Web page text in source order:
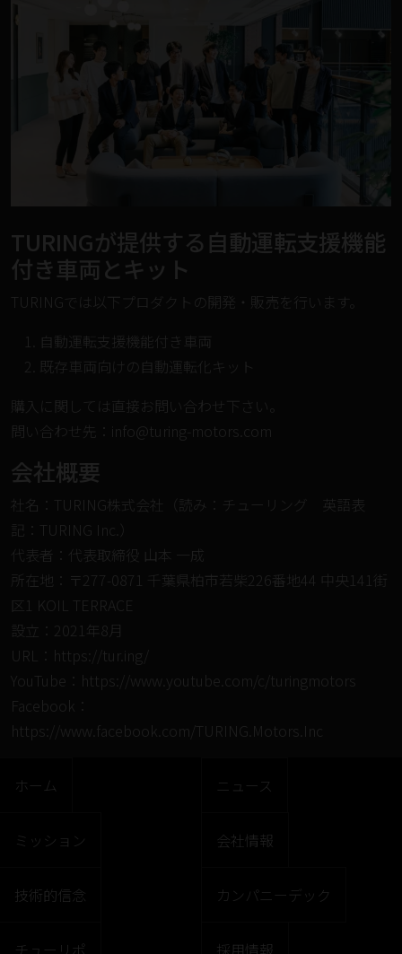
TURINGが提供する自動運転支援機能
付き車両とキット
TURINGでは以下プロダクトの開発・販売を行います。
自動運転支援機能付き車両
既存車両向けの自動運転化キット
購入に関しては直接お問い合わせ下さい。
問い合わせ先： info@turing-motors.com
会社概要
社名：TURING株式会社（読み：チューリング 英語表
記：TURING Inc.）
代表者：代表取締役 山本 一成
所在地：〒277-0871 千葉県柏市若柴226番地44 中央141街
区1 KOIL TERRACE
設立：2021年8月
URL： https://tur.ing/
YouTube： https://www.youtube.com/c/turingmotors
Facebook：
https://www.facebook.com/TURING.Motors.Inc
ホーム
ミッション
技術的信念
チューリポ
ニュース
会社情報
カンパニーデック
採用情報